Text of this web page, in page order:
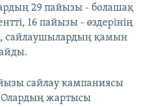
29 пайызы - болашақ
16 пайызы - өздерінің
сайлаушылардың қамын
сайлау кампаниясы
Олардың жартысы